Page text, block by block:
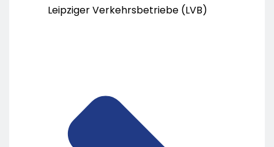
Leipziger Verkehrsbetriebe (LVB)